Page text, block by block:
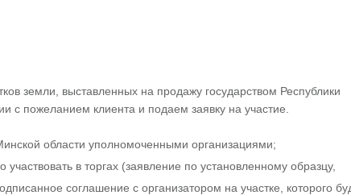
земли, выставленных на продажу государством Республики
с пожеланием клиента и подаем заявку на участие.
области уполномоченными организациями;
в торгах (заявление по установленному образцу,
соглашение с организатором на участке, которого